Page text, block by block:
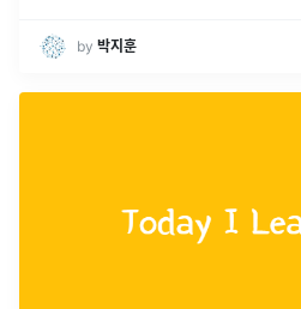
by 박지훈